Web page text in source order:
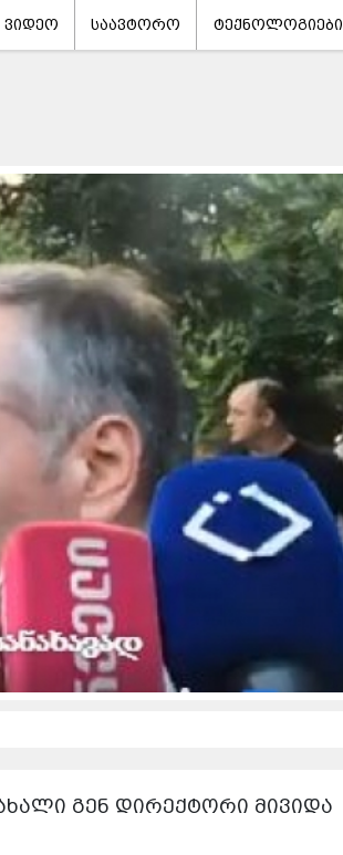
ვიდეო საავტორო ტექნოლოგიები
გენ დირექტორი მივიდა